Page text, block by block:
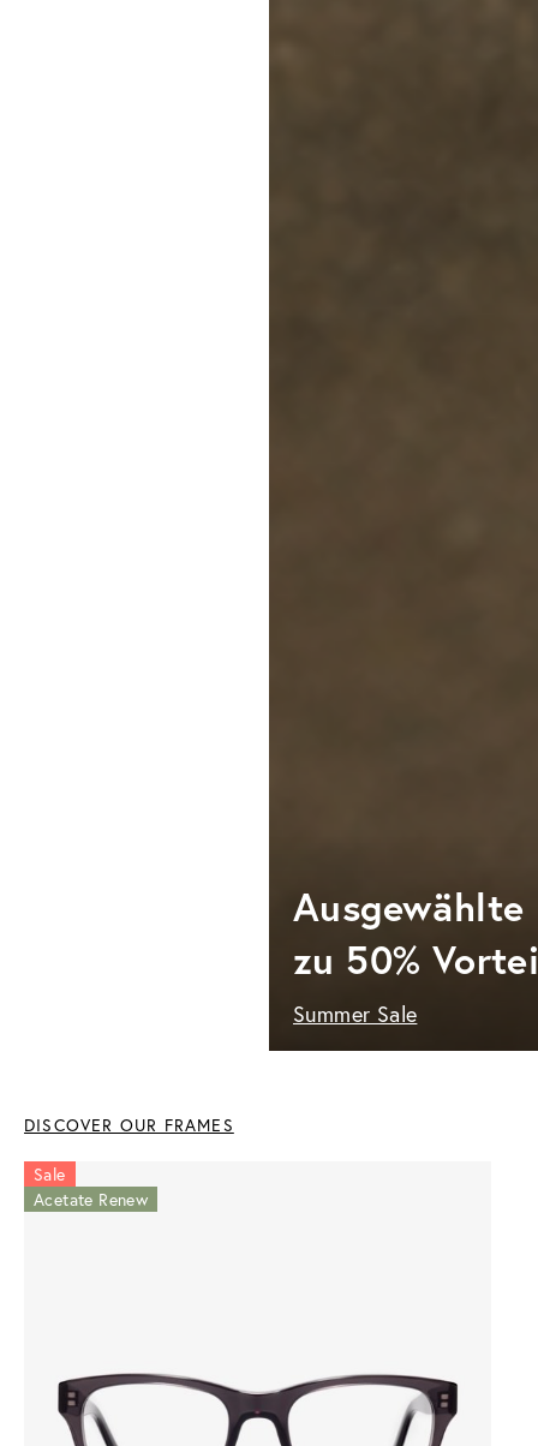
Ausgewählte
zu 50%
Summer Sale
DISCOVER OUR FRAMES
Sale
Acetate Renew